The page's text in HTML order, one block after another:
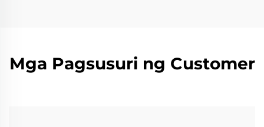
Mga Pagsusuri ng Customer